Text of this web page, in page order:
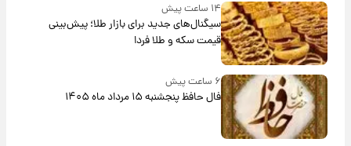
۱۴ ساعت پیش
سیگنال‌های جدید برای بازار طلا؛ پیش‌بینی
قیمت سکه و طلا فردا
۶ ساعت پیش
فال حافظ پنجشنبه ۱۵ مرداد ماه ۱۴۰۵